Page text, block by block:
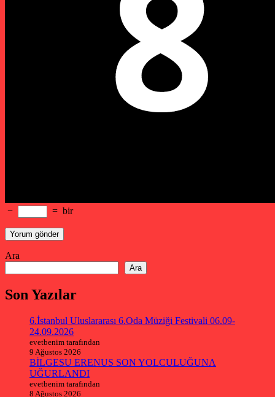
− = bir
Ara
Ara
Son Yazılar
6.İstanbul Uluslararası 6.Oda Müziği Festivali 06.09-
24.09.2026
evetbenim tarafından
9 Ağustos 2026
BİLGESU ERENUS SON YOLCULUĞUNA
UĞURLANDI
evetbenim tarafından
8 Ağustos 2026